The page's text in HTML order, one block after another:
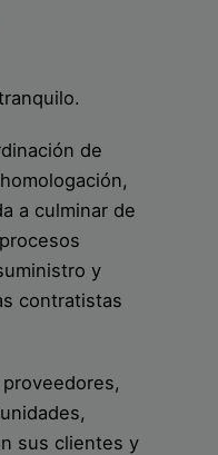
de
a culminar de
y
contratistas
sus clientes y